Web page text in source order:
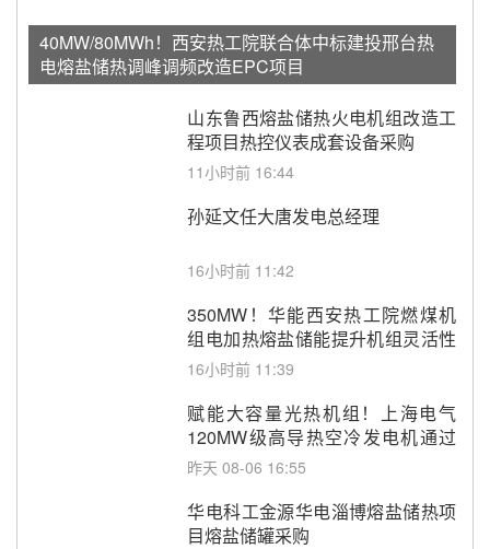
40MW/80MWh！西安热工院联合体中标建投邢台热
电熔盐储热调峰调频改造EPC项目
山东鲁西熔盐储热火电机组改造工
程项目热控仪表成套设备采购
11小时前 16:44
孙延文任大唐发电总经理
16小时前 11:42
350MW！华能西安热工院燃煤机
组电加热熔盐储能提升机组灵活性
改造项目初步设计第三方评审服务
16小时前 11:39
赋能大容量光热机组！上海电气
120MW级高导热空冷发电机通过
型式试验
昨天 08-06 16:55
华电科工金源华电淄博熔盐储热项
目熔盐储罐采购